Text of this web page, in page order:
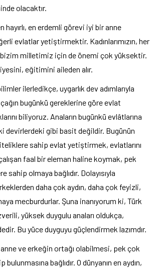
olacaktır.
hayırlı, en erdemli görevi iyi bir anne
evlatlar yetiştirmektir. Kadınlarımızın, her
milletimiz için de önemi çok yüksektir.
eğitimini aileden alır.
ilerledikçe, uygarlık dev adımlarıyla
bugünkü gereklerine göre evlat
biliyoruz. Anaların bugünkü evlâtlarına
devirlerdeki gibi basit değildir. Bugünün
sahip evlat yetiştirmek, evlatlarını
faal bir eleman haline koymak, pek
olmaya bağlıdır. Dolayısıyla
daha çok aydın, daha çok feyizli,
mecburdurlar. Şuna inanıyorum ki, Türk
yüksek duygulu anaları oldukça,
Bu yüce duyguyu güçlendirmek lazımdır.
anne ve erkeğin ortağı olabilmesi, pek çok
bağlıdır. O dünyanın en aydın,